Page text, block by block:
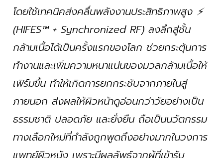
โดยใช้เทคนิคส่งคลื่นพลังงานประสิทธิภาพสูง ⚡
(HIFES™ + Synchronized RF) ลงลึกสู่ชั้น
กล้ามเนื้อได้เป็นครั้งแรกของโลก ช่วยกระตุ้นการ
ทำงานและเพิ่มความหนาแน่นของมวลกล้ามเนื้อให้
เฟิร์มขึ้น ทำให้เกิดการยกกระชับจากภายในสู่
ภายนอก ส่งผลให้ผิวหน้าดูอ่อนกว่าวัยอย่างเป็น
ธรรมชาติ ปลอดภัย และยั่งยืน ถือเป็นนวัตกรรม
ทางเลือกใหม่ที่กำลังถูกพูดถึงอย่างมากในวงการ
แพทย์ผิวหนัง เพราะมีผลลัพธ์จากผู้ที่เข้ารับ